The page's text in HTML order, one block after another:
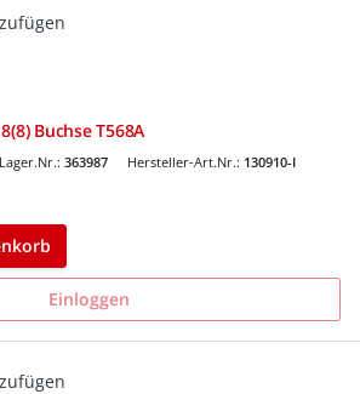
Buchse T568A
363987 Hersteller-Art.Nr.: 130910-I
Einloggen